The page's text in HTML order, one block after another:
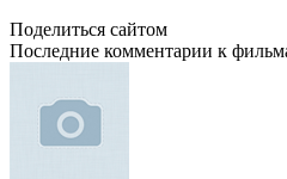
Поделиться сайтом
Последние комментарии к